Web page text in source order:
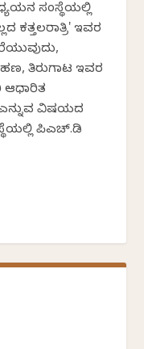
ಸಂಸ್ಥೆಯಲ್ಲಿ
ಕತ್ತಲರಾತ್ರಿ' ಇವರ
ತಿರುಗಾಟ ಇವರ
ಆಧಾರಿತ
ವಿಷಯದ
ಪಿಎಚ್.ಡಿ